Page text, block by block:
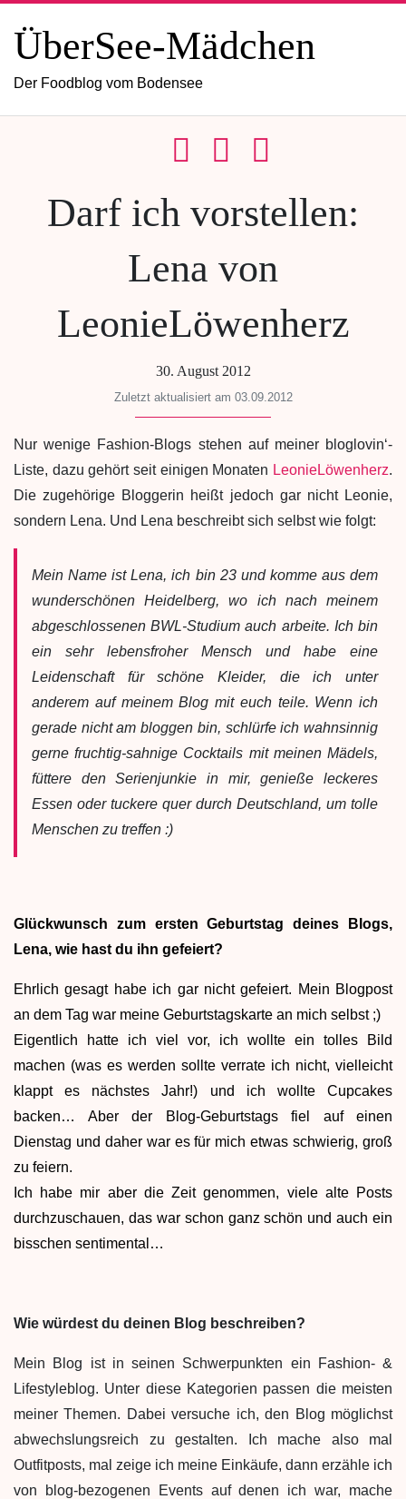
ÜberSee-Mädchen
Der Foodblog vom Bodensee
Darf ich vorstellen:
Lena von
LeonieLöwenherz
30. August 2012
Zuletzt aktualisiert am 03.09.2012
Nur wenige Fashion-Blogs stehen auf meiner bloglovin‘-
Liste, dazu gehört seit einigen Monaten LeonieLöwenherz.
Die zugehörige Bloggerin heißt jedoch gar nicht Leonie,
sondern Lena. Und Lena beschreibt sich selbst wie folgt:
Mein Name ist Lena, ich bin 23 und komme aus dem
wunderschönen Heidelberg, wo ich nach meinem
abgeschlossenen BWL-Studium auch arbeite. Ich bin
ein sehr lebensfroher Mensch und habe eine
Leidenschaft für schöne Kleider, die ich unter
anderem auf meinem Blog mit euch teile. Wenn ich
gerade nicht am bloggen bin, schlürfe ich wahnsinnig
gerne fruchtig-sahnige Cocktails mit meinen Mädels,
füttere den Serienjunkie in mir, genieße leckeres
Essen oder tuckere quer durch Deutschland, um tolle
Menschen zu treffen :)
Glückwunsch zum ersten Geburtstag deines Blogs,
Lena, wie hast du ihn gefeiert?
Ehrlich gesagt habe ich gar nicht gefeiert. Mein Blogpost
an dem Tag war meine Geburtstagskarte an mich selbst ;)
Eigentlich hatte ich viel vor, ich wollte ein tolles Bild
machen (was es werden sollte verrate ich nicht, vielleicht
klappt es nächstes Jahr!) und ich wollte Cupcakes
backen… Aber der Blog-Geburtstags fiel auf einen
Dienstag und daher war es für mich etwas schwierig, groß
zu feiern.
Ich habe mir aber die Zeit genommen, viele alte Posts
durchzuschauen, das war schon ganz schön und auch ein
bisschen sentimental…
Wie würdest du deinen Blog beschreiben?
Mein Blog ist in seinen Schwerpunkten ein Fashion- &
Lifestyleblog. Unter diese Kategorien passen die meisten
meiner Themen. Dabei versuche ich, den Blog möglichst
abwechslungsreich zu gestalten. Ich mache also mal
Outfitposts, mal zeige ich meine Einkäufe, dann erzähle ich
von blog-bezogenen Events auf denen ich war, mache